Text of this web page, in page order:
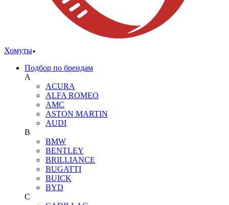
Хомуты
Подбор по брендам
A
ACURA
ALFA ROMEO
AMC
ASTON MARTIN
AUDI
B
BMW
BENTLEY
BRILLIANCE
BUGATTI
BUICK
BYD
C